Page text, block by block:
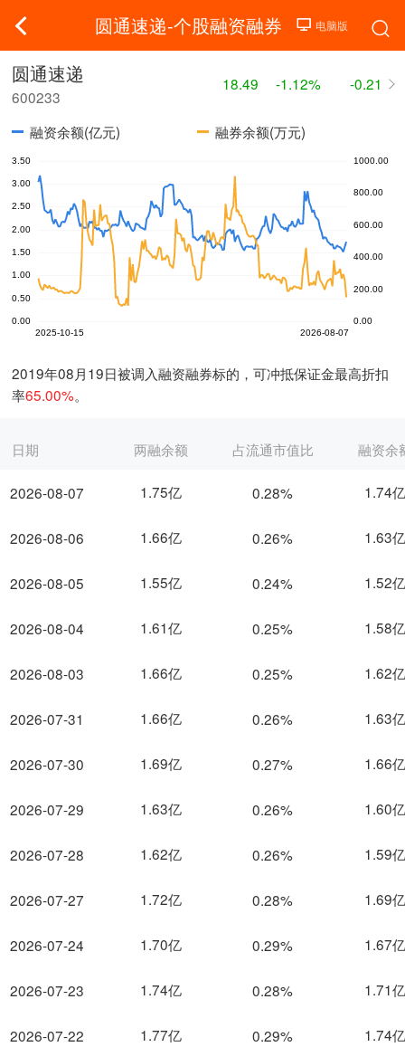
圆通速递-个股融资融券
圆通速递
600233
18.49 -1.12% -0.21
融资余额(亿元) 融券余额(万元)
2019年08月19日被调入融资融券标的，可冲抵保证金最高折扣
率65.00%。
日期
2026-08-07
2026-08-06
2026-08-05
2026-08-04
2026-08-03
2026-07-31
2026-07-30
2026-07-29
2026-07-28
2026-07-27
2026-07-24
2026-07-23
2026-07-22
两融余额 占流通市值比 融资余
1.75亿 0.28% 1.74亿
1.66亿 0.26% 1.63亿
1.55亿 0.24% 1.52亿
1.61亿 0.25% 1.58亿
1.66亿 0.25% 1.62亿
1.66亿 0.26% 1.63亿
1.69亿 0.27% 1.66亿
1.63亿 0.26% 1.60亿
1.62亿 0.26% 1.59亿
1.72亿 0.28% 1.69亿
1.70亿 0.29% 1.67亿
1.74亿 0.28% 1.71亿
1.77亿 0.29% 1.74亿